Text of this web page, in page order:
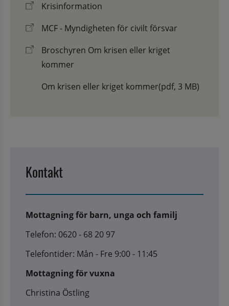
Krisinformation
MCF - Myndigheten för civilt försvar
Broschyren Om krisen eller kriget
kommer
Om krisen eller kriget kommer(pdf, 3 MB)
Kontakt
Mottagning för barn, unga och familj
Telefon: 0620 - 68 20 97
Telefontider: Mån - Fre 9:00 - 11:45
Mottagning för vuxna
Christina Östling